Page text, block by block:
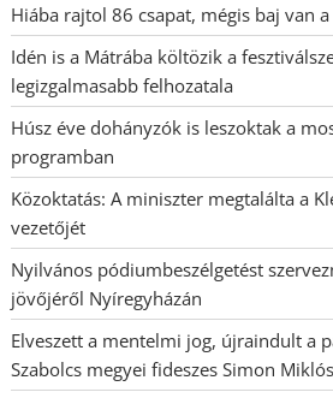
Hiába rajtol 86 csapat, mégis baj van
Idén is a Mátrába költözik a
legizgalmasabb felhozatala
Húsz éve dohányzók is leszoktak a
programban
Közoktatás: A miniszter megtalálta a
vezetőjét
Nyilvános pódiumbeszélgetést
jövőjéről Nyíregyházán
Elveszett a mentelmi jog, újraindult a
Szabolcs megyei fideszes Simon